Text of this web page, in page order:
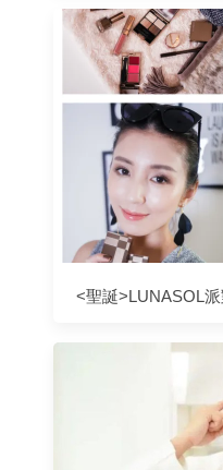
<聖誕>LUNASOL